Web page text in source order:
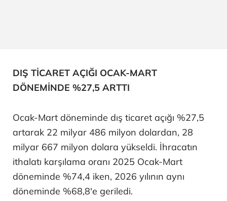
DIŞ TİCARET AÇIĞI OCAK-MART
DÖNEMİNDE %27,5 ARTTI
Ocak-Mart döneminde dış ticaret açığı %27,5
artarak 22 milyar 486 milyon dolardan, 28
milyar 667 milyon dolara yükseldi. İhracatın
ithalatı karşılama oranı 2025 Ocak-Mart
döneminde %74,4 iken, 2026 yılının aynı
döneminde %68,8'e geriledi.